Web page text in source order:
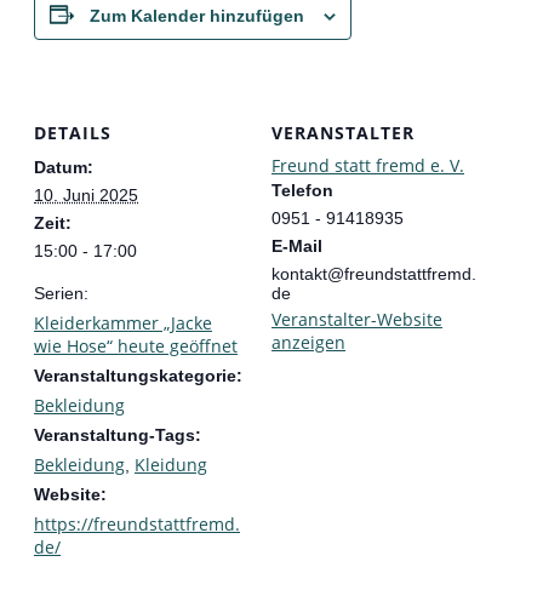
Zum Kalender hinzufügen
DETAILS
Datum:
10. Juni 2025
Zeit:
15:00 - 17:00
Serien:
Kleiderkammer „Jacke
wie Hose“ heute geöffnet
Veranstaltungskategorie:
Bekleidung
Veranstaltung-Tags:
Bekleidung Kleidung
Website:
https://freundstattfremd.
de/
VERANSTALTER
Freund statt fremd e. V.
Telefon
0951 - 91418935
E-Mail
kontakt@freundstattfremd.
de
Veranstalter-Website
anzeigen